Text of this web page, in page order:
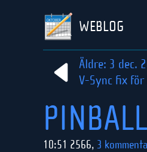
WEBLOG
Äldre: 3 dec.
V-Sync fix för
10:51 2566, 3